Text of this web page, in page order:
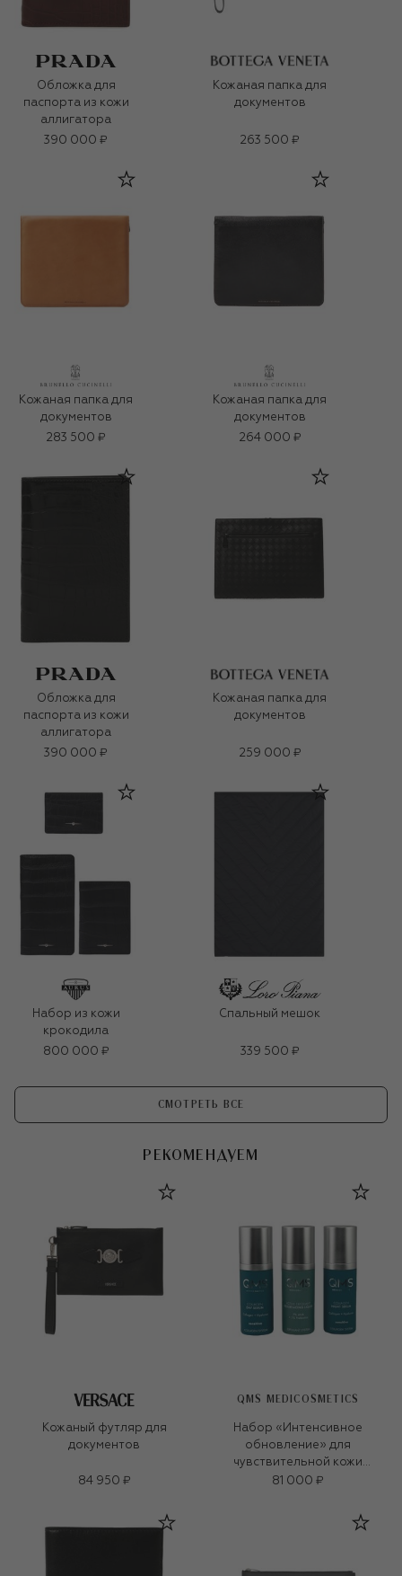
Обложка для
паспорта из кожи
аллигатора
390 000 ₽
Кожаная папка для
документов
263 500 ₽
Кожаная папка для
документов
283 500 ₽
Кожаная папка для
документов
264 000 ₽
Обложка для
паспорта из кожи
аллигатора
390 000 ₽
Кожаная папка для
документов
259 000 ₽
Набор из кожи
крокодила
800 000 ₽
Спальный мешок
339 500 ₽
СМОТРЕТЬ ВСЕ
РЕКОМЕНДУЕМ
Кожаный футляр для
документов
84 950 ₽
QMS MEDICOSMETICS
Набор «Интенсивное
обновление» для
чувствительной кожи
(3x30ml)
81 000 ₽